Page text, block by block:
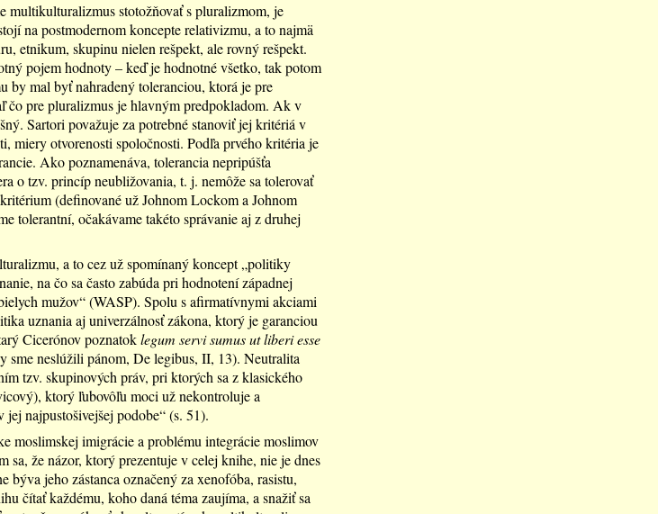
multikulturalizmus stotožňovať s pluralizmom, je
na postmodernom koncepte relativizmu, a to najmä
etnikum, skupinu nielen rešpekt, ale rovný rešpekt.
pojem hodnoty – keď je hodnotné všetko, tak potom
by mal byť nahradený toleranciou, ktorá je pre
čo pre pluralizmus je hlavným predpokladom. Ak v
Sartori považuje za potrebné stanoviť jej kritériá v
miery otvorenosti spoločnosti. Podľa prvého kritéria je
Ako poznamenáva, tolerancia nepripúšťa
o tzv. princíp neubližovania, t. j. nemôže sa tolerovať
(definované už Johnom Lockom a Johnom
tolerantní, očakávame takéto správanie aj z druhej
a to cez už spomínaný koncept „politiky
na čo sa často zabúda pri hodnotení západnej
mužov“ (WASP). Spolu s afirmatívnymi akciami
uznania aj univerzálnosť zákona, ktorý je garanciou
Cicerónov poznatoklegum servi sumus ut liberi esse
sme neslúžili pánom, De legibus, II, 13). Neutralita
tzv. skupinových práv, pri ktorých sa z klasického
ktorý ľubovôľu moci už nekontroluje a
najpustošivejšej podobe“ (s. 51).
moslimskej imigrácie a problému integrácie moslimov
sa, že názor, ktorý prezentuje v celej knihe, nie je dnes
býva jeho zástanca označený za xenofóba, rasistu,
čítať každému, koho daná téma zaujíma, a snažiť sa